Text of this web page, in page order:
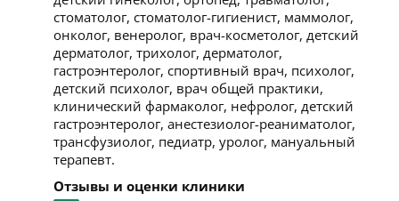
стоматолог, стоматолог-гигиенист, маммолог,
онколог, венеролог, врач-косметолог, детский
дерматолог, трихолог, дерматолог,
гастроэнтеролог, спортивный врач, психолог,
детский психолог, врач общей практики,
клинический фармаколог, нефролог, детский
гастроэнтеролог, анестезиолог-реаниматолог,
трансфузиолог, педиатр, уролог, мануальный
терапевт.
Отзывы и оценки клиники